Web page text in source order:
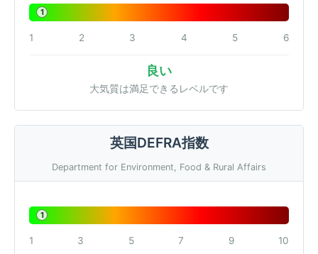
1
1 2 3 4 5 6
良い
大気質は満足できるレベルです
英国DEFRA指数
Department for Environment, Food & Rural Affairs
1
1 3 5 7 9 10